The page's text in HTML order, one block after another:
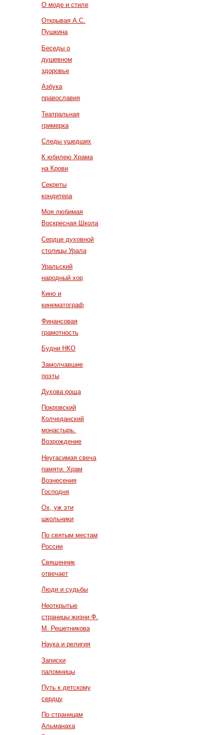
О моде и стиле
Открывая А.С.
Пушкина
Беседы о
душевном
здоровье
Азбука
православия
Театральная
гримерка
Следы ушедших
К юбилею Храма
на Крови
Секреты
кондитера
Моя любимая
Воскресная Школа
Сердце духовной
столицы Урала
Уральский
народный хор
Кино и
кинематограф
Финансовая
грамотность
Будни НКО
Замолчавшие
поэты
Духова роща
Покровский
Колчеданский
монастырь.
Возрождение
Неугасимая свеча
памяти. Храм
Вознесения
Господня
Ох, уж эти
школьники
По святым местам
России
Священник
отвечает
Люди и судьбы
Неоткрытые
страницы жизни Ф.
М. Решетникова
Наука и религия
Записки
паломницы
Путь к детскому
сердцу
По страницам
Альманаха